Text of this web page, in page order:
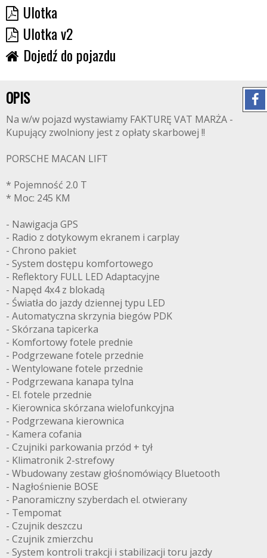
Ulotka
Ulotka v2
Dojedź do pojazdu
OPIS
Na w/w pojazd wystawiamy FAKTURĘ VAT MARŻA -
Kupujący zwolniony jest z opłaty skarbowej !!
PORSCHE MACAN LIFT
* Pojemność 2.0 T
* Moc: 245 KM
- Nawigacja GPS
- Radio z dotykowym ekranem i carplay
- Chrono pakiet
- System dostępu komfortowego
- Reflektory FULL LED Adaptacyjne
- Napęd 4x4 z blokadą
- Światła do jazdy dziennej typu LED
- Automatyczna skrzynia biegów PDK
- Skórzana tapicerka
- Komfortowy fotele prednie
- Podgrzewane fotele przednie
- Wentylowane fotele przednie
- Podgrzewana kanapa tylna
- El. fotele przednie
- Kierownica skórzana wielofunkcyjna
- Podgrzewana kierownica
- Kamera cofania
- Czujniki parkowania przód + tył
- Klimatronik 2-strefowy
- Wbudowany zestaw głośnomówiący Bluetooth
- Nagłośnienie BOSE
- Panoramiczny szyberdach el. otwierany
- Tempomat
- Czujnik deszczu
- Czujnik zmierzchu
- System kontroli trakcji i stabilizacji toru jazdy